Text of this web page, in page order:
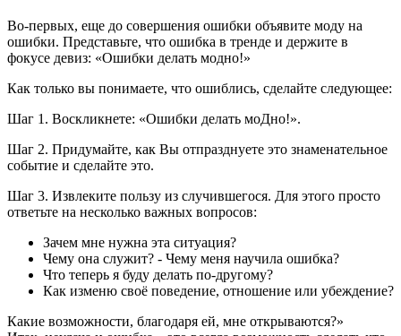
Во-первых, еще до совершения ошибки объявите моду на
ошибки. Представьте, что ошибка в тренде и держите в
фокусе девиз: «Ошибки делать модно!»
Как только вы понимаете, что ошиблись, сделайте следующее:
Шаг 1. Воскликнете: «Ошибки делать моДно!».
Шаг 2. Придумайте, как Вы отпразднуете это знаменательное
событие и сделайте это.
Шаг 3. Извлеките пользу из случившегося. Для этого просто
ответьте на несколько важных вопросов:
Зачем мне нужна эта ситуация?
Чему она служит? - Чему меня научила ошибка?
Что теперь я буду делать по-другому?
Как изменю своё поведение, отношение или убеждение?
Какие возможности, благодаря ей, мне открываются?»